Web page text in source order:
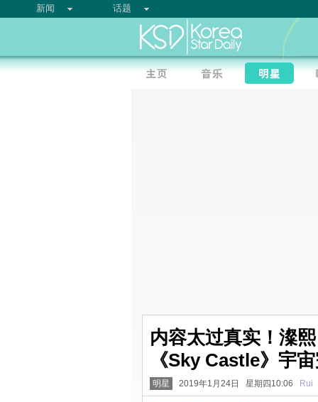
新闻 话题
内容太过真实！澯
《Sky Castle》宇
明星 2019年1月24日 星期四10:06 Rui